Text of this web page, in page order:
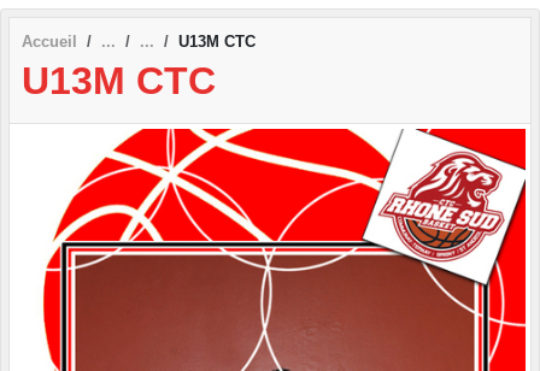
Accueil U13M CTC
U13M CTC